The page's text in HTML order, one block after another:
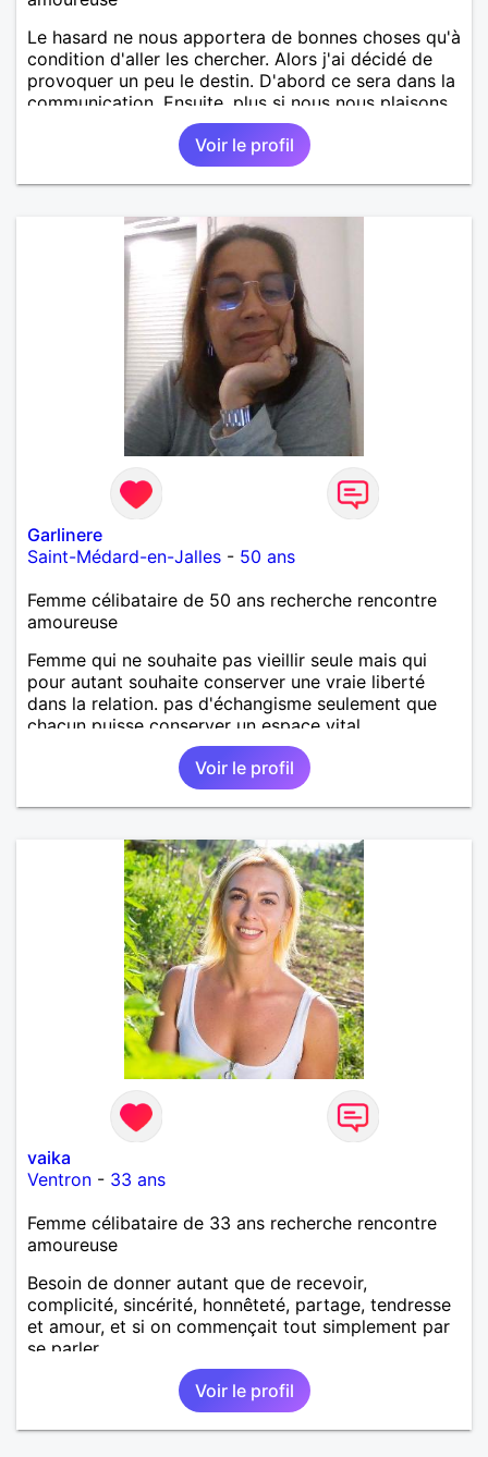
Le hasard ne nous apportera de bonnes choses qu'à
condition d'aller les chercher. Alors j'ai décidé de
provoquer un peu le destin. D'abord ce sera dans la
communication. Ensuite, plus si nous nous plaisons.
Voir le profil
Garlinere
Saint-Médard-en-Jalles - 50 ans
Femme célibataire de 50 ans recherche rencontre
amoureuse
Femme qui ne souhaite pas vieillir seule mais qui
pour autant souhaite conserver une vraie liberté
dans la relation. pas d'échangisme seulement que
chacun puisse conserver un espace vital
Voir le profil
vaika
Ventron - 33 ans
Femme célibataire de 33 ans recherche rencontre
amoureuse
Besoin de donner autant que de recevoir,
complicité, sincérité, honnêteté, partage, tendresse
et amour, et si on commençait tout simplement par
se parler.
Voir le profil